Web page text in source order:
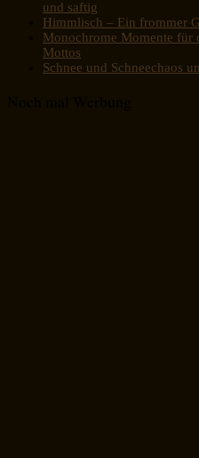
und saftig
Himmlisch – Ein frommer
Monochrome Momente für
Mottos
Schnee und Schneechaos